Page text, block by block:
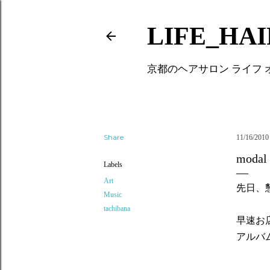
京都のヘアサロン ライフ
Share
Labels
Art
Music
tachibana
11/16/2010
modal
先日、
早速お
アルバ